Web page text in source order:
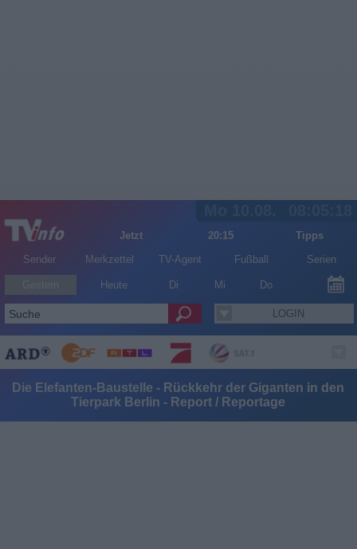
Jetzt 20:15
Tipps
Sender
Merkzettel TV-Agent Fußball Serien
Heute Di Mi Do
LOGIN
Die Elefanten-Baustelle - Rückkehr der Giganten in den
Tierpark Berlin - Report / Reportage